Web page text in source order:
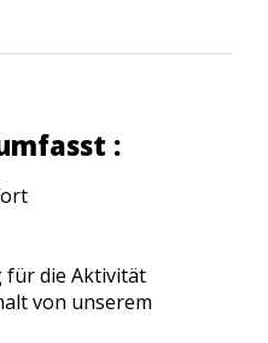
:
für die Aktivität
von unserem